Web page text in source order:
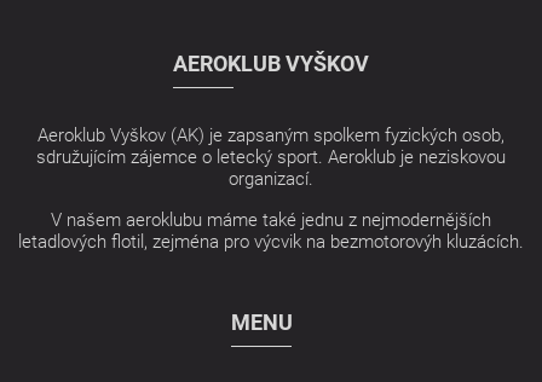
AEROKLUB VYŠKOV
Aeroklub Vyškov (AK) je zapsaným spolkem fyzických osob,
sdružujícím zájemce o letecký sport. Aeroklub je neziskovou
organizací.
V našem aeroklubu máme také jednu z nejmodernějších
letadlových flotil, zejména pro výcvik na bezmotorovýh kluzácích.
MENU